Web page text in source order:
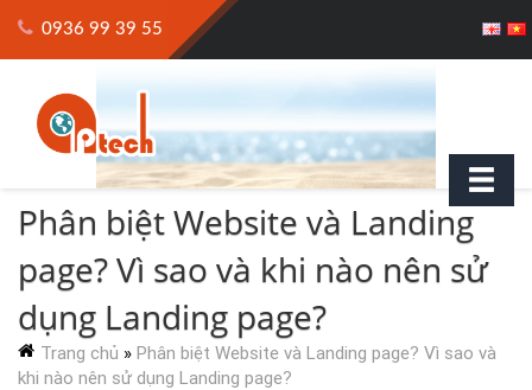
0936 99 39 55
Phân biệt Website và Landing
page? Vì sao và khi nào nên sử
dụng Landing page?
Trang chủ » Phân biệt Website và Landing page? Vì sao và
khi nào nên sử dụng Landing page?